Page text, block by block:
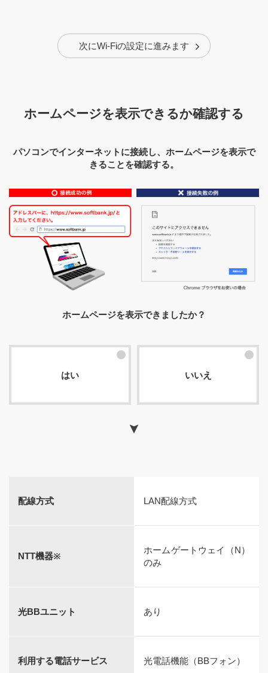
次にWi-Fiの設定に進みます
ホームページを表示できるか確認する
パソコンでインターネットに接続し、ホームページを表示で
きることを確認する。
ホームページを表示できましたか？
はい いいえ
配線方式 LAN配線方式
NTT機器※
ホームゲートウェイ（N）
のみ
光BBユニット あり
利用する電話サービス 光電話機能（BBフォン）